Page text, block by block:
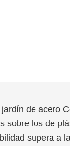
de acero
sobre los de
supera a